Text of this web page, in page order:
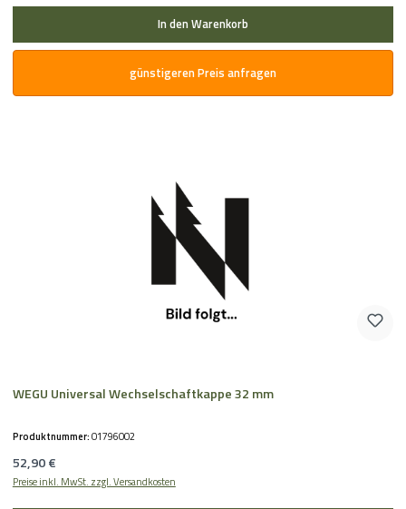
In den Warenkorb
günstigeren Preis anfragen
WEGU Universal Wechselschaftkappe 32 mm
Produktnummer:01796002
Regulärer Preis:
52,90 €
Preise inkl. MwSt. zzgl. Versandkosten